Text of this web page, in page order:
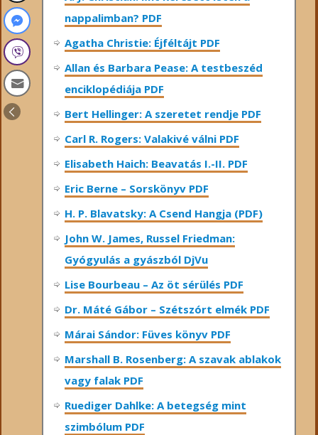
nappalimban? PDF
Agatha Christie: Éjféltájt PDF
Allan és Barbara Pease: A testbeszéd
enciklopédiája PDF
Bert Hellinger: A ​szeretet rendje PDF
Carl R. Rogers: Valakivé válni PDF
Elisabeth Haich: Beavatás I.-II. PDF
Eric Berne – Sorskönyv PDF
H. P. Blavatsky: A Csend Hangja (PDF)
John W. James, Russel Friedman:
Gyógyulás a gyászból DjVu
Lise Bourbeau – Az öt sérülés PDF
Dr. Máté Gábor – Szétszórt elmék PDF
Márai Sándor: Füves könyv PDF
Marshall B. Rosenberg: A szavak ablakok
vagy falak PDF
Ruediger Dahlke: A betegség mint
szimbólum PDF